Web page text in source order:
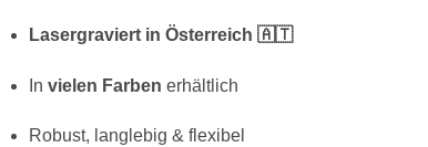
Lasergraviert in Österreich 🇦🇹
In vielen Farben erhältlich
Robust, langlebig & flexibel